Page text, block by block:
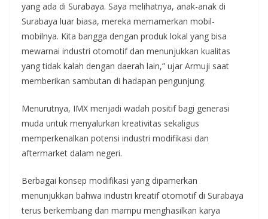
yang ada di Surabaya. Saya melihatnya, anak-anak di
Surabaya luar biasa, mereka memamerkan mobil-
mobilnya. Kita bangga dengan produk lokal yang bisa
mewarnai industri otomotif dan menunjukkan kualitas
yang tidak kalah dengan daerah lain,” ujar Armuji saat
memberikan sambutan di hadapan pengunjung.
Menurutnya, IMX menjadi wadah positif bagi generasi
muda untuk menyalurkan kreativitas sekaligus
memperkenalkan potensi industri modifikasi dan
aftermarket dalam negeri.
Berbagai konsep modifikasi yang dipamerkan
menunjukkan bahwa industri kreatif otomotif di Surabaya
terus berkembang dan mampu menghasilkan karya